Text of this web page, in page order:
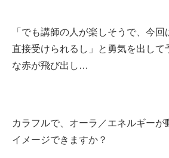
「でも講師の人が楽しそうで、今
直接受けられるし」と勇気を出して
な赤が飛び出し…
カラフルで、オーラ／エネルギーが
イメージできますか？